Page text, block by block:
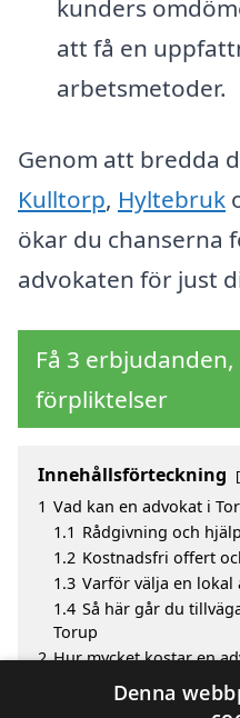
kunders
att få en
arbetsmetoder.
Genom att bredda
Kulltorp, Hyltebruk
ökar du chanserna
advokaten för just
Få 3
förpliktelser
Innehållsförteckning
1 Vad kan en advokat i
1.1 Rådgivning och
1.2 Kostnadsfri offert
1.3 Varför välja en lokal
1.4 Så här går du
Torup
2 Hur mycket kostar en
Fördelar med att välja
Sök efter en skicklig
Denna